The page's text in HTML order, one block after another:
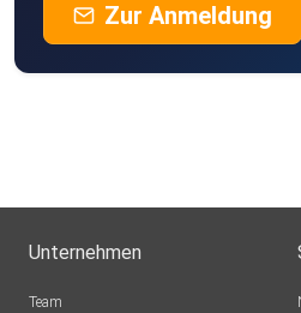
Sickte
MeliPropelli
Zur Anmeldung
Unternehmen
Team